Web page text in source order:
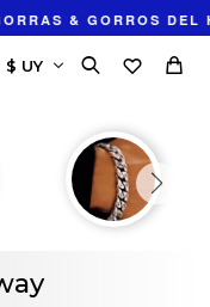
& GORROS DEL